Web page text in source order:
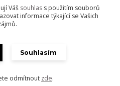
2012-2024 - Všechny práva
Eshop-rychle.cz
Váš souhlas s použitím souborů
informace týkající se Vašich
Souhlasím
odmítnout zde.